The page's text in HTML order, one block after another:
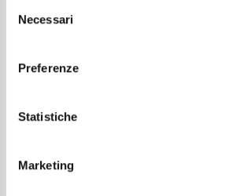
delNecessari
Preferenze
Statistiche
Marketing